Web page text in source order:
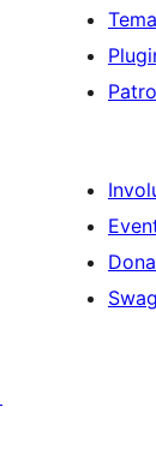
Swag